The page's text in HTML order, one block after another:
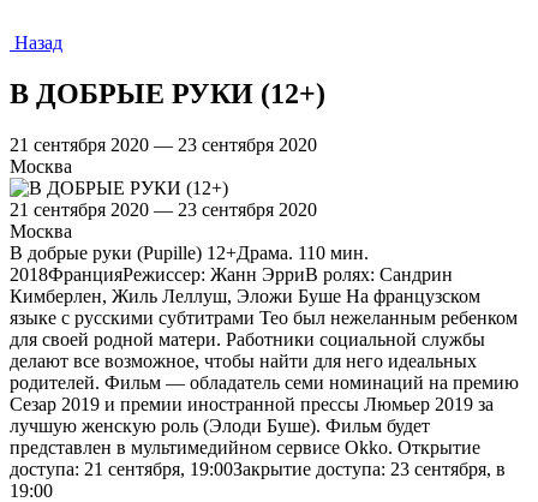
Назад
В ДОБРЫЕ РУКИ (12+)
21 сентября 2020 — 23 сентября 2020
Москва
21 сентября 2020 — 23 сентября 2020
Москва
В добрые руки (Pupille) 12+Драма. 110 мин.
2018ФранцияРежиссер: Жанн ЭрриВ ролях: Сандрин
Кимберлен, Жиль Леллуш, Эложи Буше На французском
языке с русскими субтитрами Тео был нежеланным ребенком
для своей родной матери. Работники социальной службы
делают все возможное, чтобы найти для него идеальных
родителей. Фильм — обладатель семи номинаций на премию
Сезар 2019 и премии иностранной прессы Люмьер 2019 за
лучшую женскую роль (Элоди Буше). Фильм будет
представлен в мультимедийном сервисе Оkko. Открытие
доступа: 21 сентября, 19:00Закрытие доступа: 23 сентября, в
19:00